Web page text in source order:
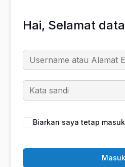
Hai, Selamat
Biarkan saya tetap masuk
Masuk